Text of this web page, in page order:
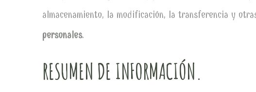
almacenamiento, la modificación, la transferencia y
personales.
RESUMEN DE INFORMACIÓN.